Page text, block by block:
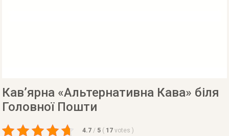
Кав’ярна «Альтернативна Кава» біля
Головної Пошти
4.7 / 5 ( 17 votes )